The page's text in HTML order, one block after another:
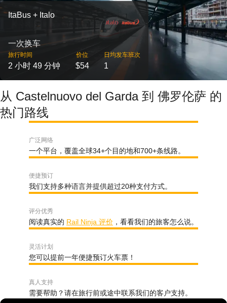
ItaBus + Italo
一次换车
旅行时间
2 小时 49 分钟
价位
$54
日均发车班次
1
从 Castelnuovo del Garda 到 佛罗伦萨 的
热门路线
广泛网络
一个平台，覆盖全球34+个目的地和700+条线路。
便捷预订
我们支持多种语言并提供超过20种支付方式。
评分优秀
阅读真实的 Rail Ninja 评价 ，看看我们的旅客怎么说。
灵活计划
您可以提前一年便捷预订火车票！
真人支持
需要帮助？请在旅行前或途中联系我们的客户支持。